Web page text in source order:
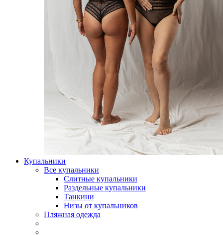
Купальники
Все купальники
Слитные купальники
Раздельные купальники
Танкини
Низы от купальников
Пляжная одежда